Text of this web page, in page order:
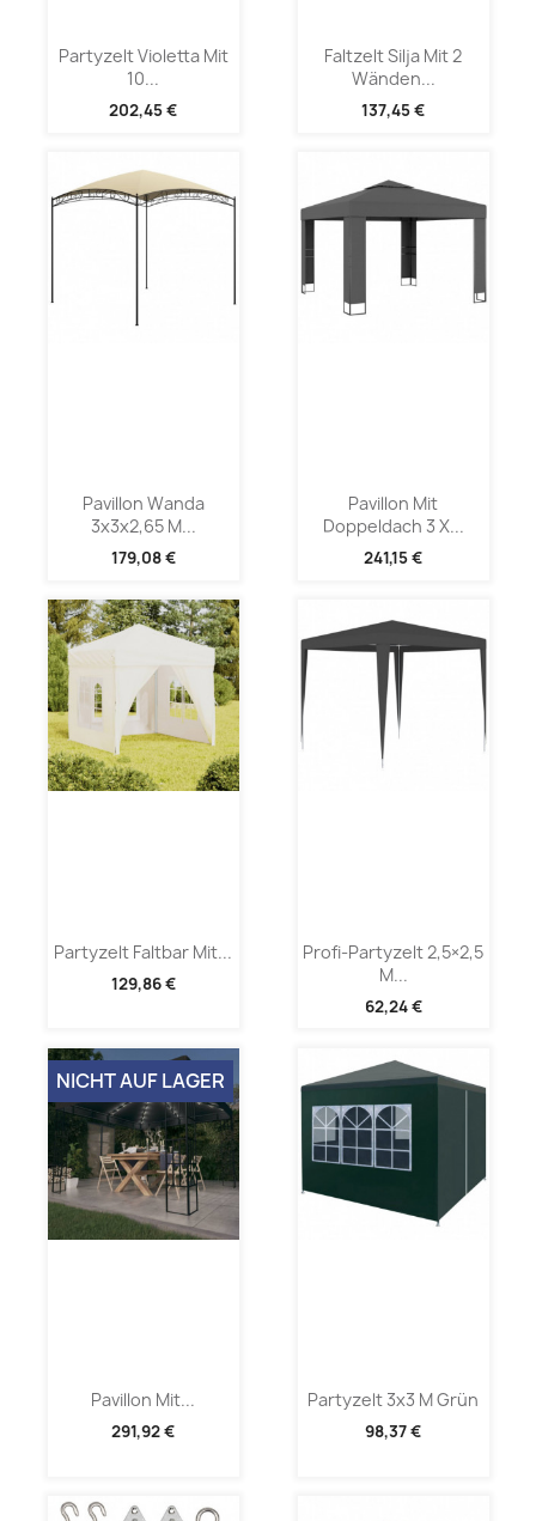
Partyzelt Violetta Mit
10...
202,45 €
Faltzelt Silja Mit 2
Wänden...
137,45 €
Pavillon Wanda
3x3x2,65 M...
179,08 €
Pavillon Mit
Doppeldach 3 X...
241,15 €
Partyzelt Faltbar Mit...
129,86 €
Profi-Partyzelt 2,5×2,5
M...
62,24 €
Pavillon Mit...
291,92 €
NICHT AUF LAGER
Partyzelt 3x3 M Grün
98,37 €